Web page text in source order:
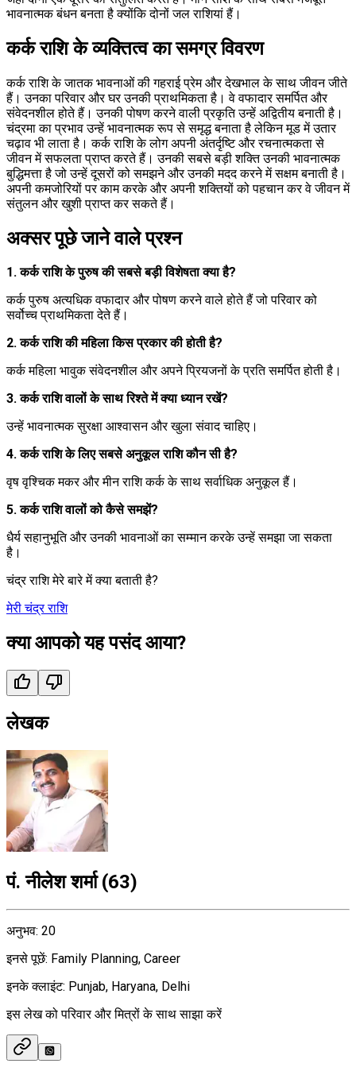
भावनात्मक बंधन बनता है क्योंकि दोनों जल राशियां हैं।
कर्क राशि के व्यक्तित्व का समग्र विवरण
कर्क राशि के जातक भावनाओं की गहराई प्रेम और देखभाल के साथ जीवन जीते
हैं। उनका परिवार और घर उनकी प्राथमिकता है। वे वफादार समर्पित और
संवेदनशील होते हैं। उनकी पोषण करने वाली प्रकृति उन्हें अद्वितीय बनाती है।
चंद्रमा का प्रभाव उन्हें भावनात्मक रूप से समृद्ध बनाता है लेकिन मूड में उतार
चढ़ाव भी लाता है। कर्क राशि के लोग अपनी अंतर्दृष्टि और रचनात्मकता से
जीवन में सफलता प्राप्त करते हैं। उनकी सबसे बड़ी शक्ति उनकी भावनात्मक
बुद्धिमत्ता है जो उन्हें दूसरों को समझने और उनकी मदद करने में सक्षम बनाती है।
अपनी कमजोरियों पर काम करके और अपनी शक्तियों को पहचान कर वे जीवन में
संतुलन और खुशी प्राप्त कर सकते हैं।
अक्सर पूछे जाने वाले प्रश्न
1. कर्क राशि के पुरुष की सबसे बड़ी विशेषता क्या है?
कर्क पुरुष अत्यधिक वफादार और पोषण करने वाले होते हैं जो परिवार को
सर्वोच्च प्राथमिकता देते हैं।
2. कर्क राशि की महिला किस प्रकार की होती है?
कर्क महिला भावुक संवेदनशील और अपने प्रियजनों के प्रति समर्पित होती है।
3. कर्क राशि वालों के साथ रिश्ते में क्या ध्यान रखें?
उन्हें भावनात्मक सुरक्षा आश्वासन और खुला संवाद चाहिए।
4. कर्क राशि के लिए सबसे अनुकूल राशि कौन सी है?
वृष वृश्चिक मकर और मीन राशि कर्क के साथ सर्वाधिक अनुकूल हैं।
5. कर्क राशि वालों को कैसे समझें?
धैर्य सहानुभूति और उनकी भावनाओं का सम्मान करके उन्हें समझा जा सकता
है।
चंद्र राशि मेरे बारे में क्या बताती है?
मेरी चंद्र राशि
क्या आपको यह पसंद आया?
लेखक
पं. नीलेश शर्मा(63)
अनुभव: 20
इनसे पूछें: Family Planning, Career
इनके क्लाइंट: Punjab, Haryana, Delhi
इस लेख को परिवार और मित्रों के साथ साझा करें